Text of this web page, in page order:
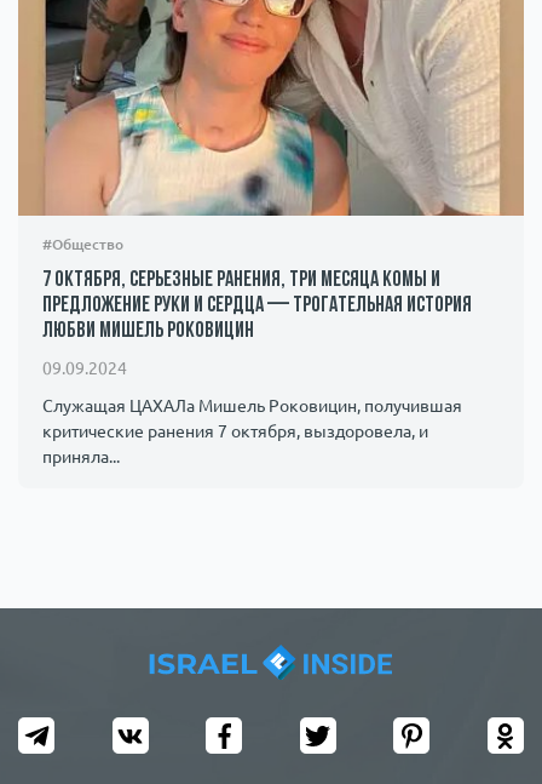
#Общество
7 октября, серьезные ранения, три месяца комы и
предложение руки и сердца — трогательная история
любви Мишель Роковицин
09.09.2024
Служащая ЦАХАЛа Мишель Роковицин, получившая
критические ранения 7 октября, выздоровела, и
приняла...